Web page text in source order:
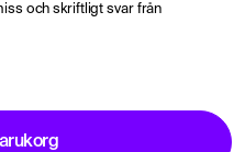
och skriftligt svar från